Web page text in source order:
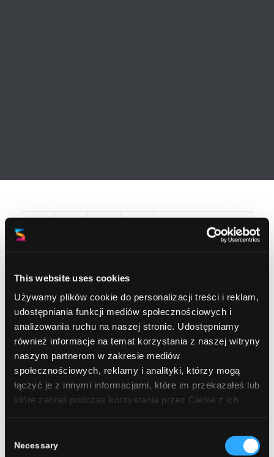
This website uses cookies
Używamy plików cookie do personalizacji treści i reklam,
udostępniania funkcji mediów społecznościowych i
analizowania ruchu na naszej stronie. Udostępniamy
również informacje na temat korzystania z naszej witryny
naszym partnerom w zakresie mediów
społecznościowych, reklamy i analityki, którzy mogą
łączyć je z innymi informacjami, które im przekazałeś lub
które zebrali podczas korzystania przez Ciebie z ich
Selection
Necessary
0
REPLIES
Leave a Reply
Want to join the discussion?
You must be